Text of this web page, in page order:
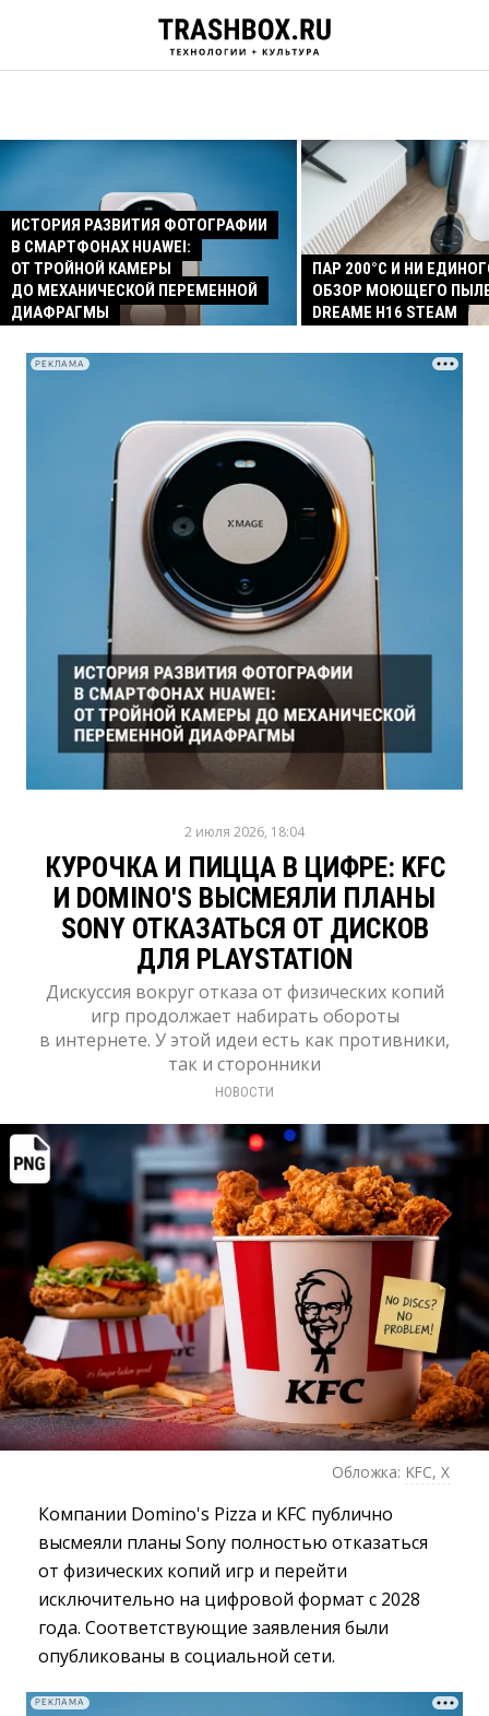
ИСТОРИЯ РАЗВИТИЯ ФОТОГРАФИИ
В СМАРТФОНАХ HUAWEI:
ОТ ТРОЙНОЙ КАМЕРЫ
ДО МЕХАНИЧЕСКОЙ ПЕРЕМЕННОЙ
ДИАФРАГМЫ
ПАР 200°C И НИ
ОБЗОР МОЮЩЕГО
DREAME H16 STEAM
РЕКЛАМА
2 июля 2026, 18:04
КУРОЧКА И ПИЦЦА В ЦИФРЕ: KFC
И DOMINO'S ВЫСМЕЯЛИ ПЛАНЫ
SONY ОТКАЗАТЬСЯ ОТ ДИСКОВ
ДЛЯ PLAYSTATION
Дискуссия вокруг отказа от физических копий
игр продолжает набирать обороты
в интернете. У этой идеи есть как противники,
так и сторонники
НОВОСТИ
Обложка: KFC, X
Компании Domino's Pizza и KFC публично
высмеяли планы Sony полностью отказаться
от физических копий игр и перейти
исключительно на цифровой формат с 2028
года. Соответствующие заявления были
опубликованы в социальной сети.
РЕКЛАМА